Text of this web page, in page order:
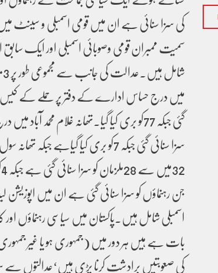
کی سزا سنائی ہے ان میں قومی اسمبلی و سینٹ
سمیت ممبران قومی وصوبائی اسمبلی اور ایک
سزا سنائی گئی جبکہ 7کو بری کیا
جن رہنماؤں کو سزا سنائی گئی ہے ان میں
اسمبلی شامل ہیں۔پاکستان میں سیاسی رہنماؤں
بات ہے ہیں ہر دور میں (جمہوری ہو یا غیر
کی صعوبتیں برادشت کرنا پڑی ہیں‘عدالتوں سے